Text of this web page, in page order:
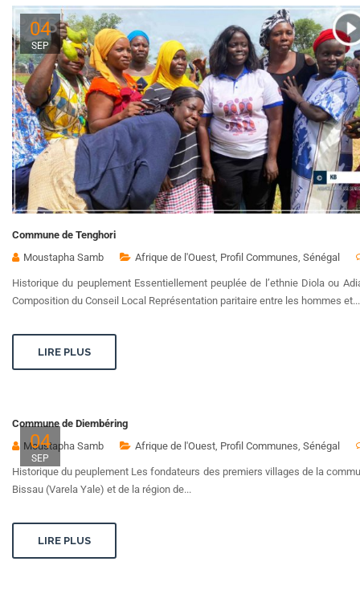
04
SEP
Commune de Tenghori
Moustapha Samb
Afrique de l'Ouest Profil Communes Sénégal
Historique du peuplement Essentiellement peuplée de l’ethnie Diola ou
Composition du Conseil Local Représentation paritaire entre les hommes et...
LIRE PLUS
04
SEP
Commune de Diembéring
Moustapha Samb
Afrique de l'Ouest Profil Communes Sénégal
Historique du peuplement Les fondateurs des premiers villages de la
Bissau (Varela Yale) et de la région de...
LIRE PLUS